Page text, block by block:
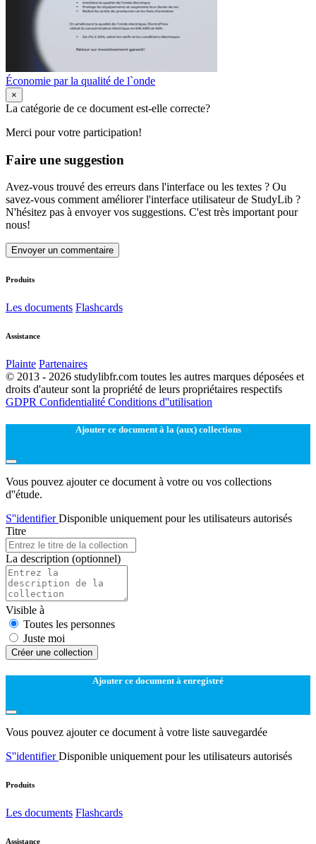
Économie par la qualité de l`onde
×
La catégorie de ce document est-elle correcte?
Merci pour votre participation!
Faire une suggestion
Avez-vous trouvé des erreurs dans l'interface ou les textes ? Ou
savez-vous comment améliorer l'interface utilisateur de StudyLib ?
N'hésitez pas à envoyer vos suggestions. C'est très important pour
nous!
Envoyer un commentaire
Produits
Les documents Flashcards
Assistance
Plainte Partenaires
© 2013 - 2026 studylibfr.com toutes les autres marques déposées et
droits d'auteur sont la propriété de leurs propriétaires respectifs
GDPR Confidentialité Conditions d''utilisation
Ajouter ce document à la (aux) collections
Vous pouvez ajouter ce document à votre ou vos collections
d''étude.
S''identifierDisponible uniquement pour les utilisateurs autorisés
Titre
La description (optionnel)
Visible à
Toutes les personnes
Juste moi
Créer une collection
Ajouter ce document à enregistré
Vous pouvez ajouter ce document à votre liste sauvegardée
S''identifierDisponible uniquement pour les utilisateurs autorisés
Produits
Les documents Flashcards
Assistance